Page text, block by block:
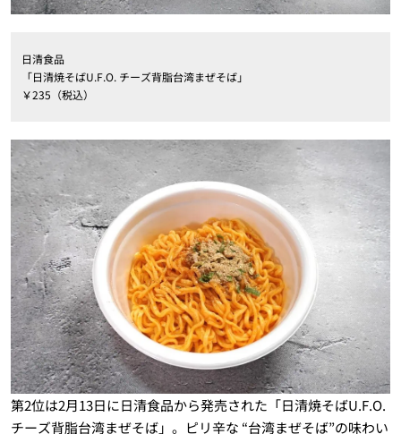
日清食品
「日清焼そばU.F.O. チーズ背脂台湾まぜそば」
￥235（税込）
第2位は2月13日に日清食品から発売された「日清焼そばU.F.O.
チーズ背脂台湾まぜそば」。ピリ辛な “台湾まぜそば”の味わい